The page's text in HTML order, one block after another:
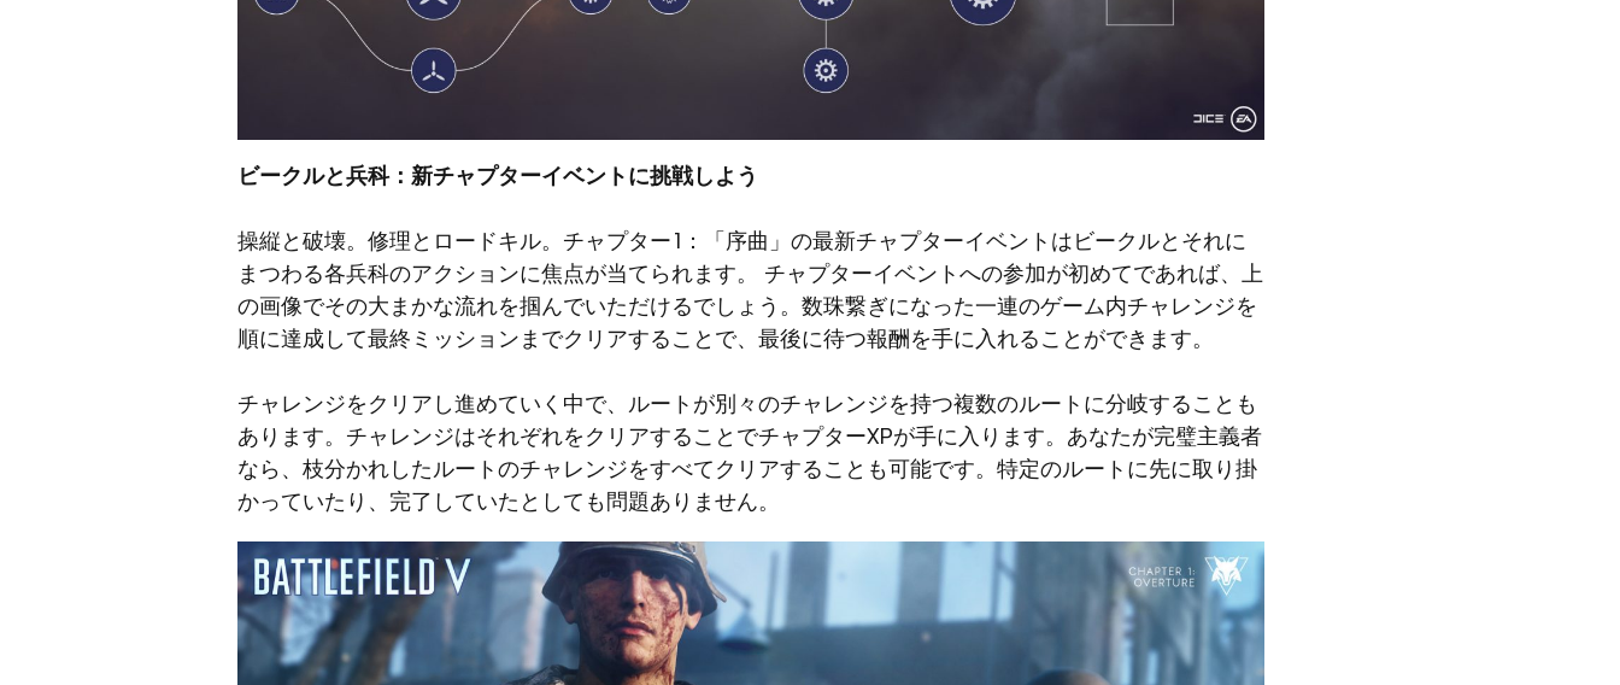
ビークルと兵科：新チャプターイベントに挑戦しよう
操縦と破壊。修理とロードキル。チャプター1：「序曲」の最新チャプターイベントはビークルとそれに
まつわる各兵科のアクションに焦点が当てられます。
チャプターイベントへの参加が初めてであれば、上
の画像でその大まかな流れを掴んでいただけるでしょう。数珠繋ぎになった一連のゲーム内チャレンジを
順に達成して最終ミッションまでクリアすることで、最後に待つ報酬を手に入れることができます。
チャレンジをクリアし進めていく中で、ルートが別々のチャレンジを持つ複数のルートに分岐することも
あります。チャレンジはそれぞれをクリアすることでチャプターXPが手に入ります。あなたが完璧主義者
なら、枝分かれしたルートのチャレンジをすべてクリアすることも可能です。特定のルートに先に取り掛
かっていたり、完了していたとしても問題ありません。